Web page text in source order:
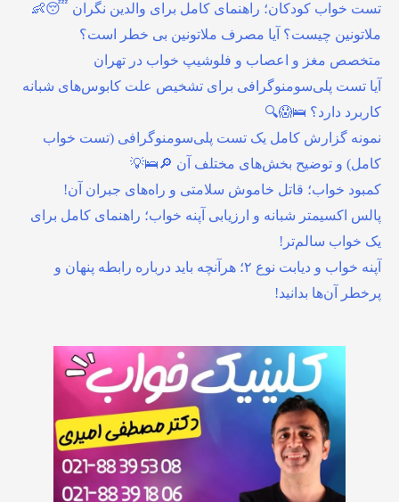
تست خواب کودکان؛ راهنمای کامل برای والدین نگران 😴👶
ملاتونین چیست؟ آیا مصرف ملاتونین بی خطر است؟
متخصص مغز و اعصاب و فلوشیپ خواب در تهران
آیا تست پلی‌سومنوگرافی برای تشخیص علت کابوس‌های شبانه
کاربرد دارد؟ 🛌😱🔍
نمونه گزارش کامل یک تست پلی‌سومنوگرافی (تست خواب
کامل) و توضیح بخش‌های مختلف آن 🔎🛌💡
کمبود خواب؛ قاتل خاموش سلامتی و راه‌های جبران آن!
پالس اکسیمتر شبانه و ارزیابی آپنه خواب؛ راهنمای کامل برای
یک خواب سالم‌تر!
آپنه خواب و دیابت نوع ۲؛ هرآنچه باید درباره رابطه پنهان و
پرخطر آن‌ها بدانید!